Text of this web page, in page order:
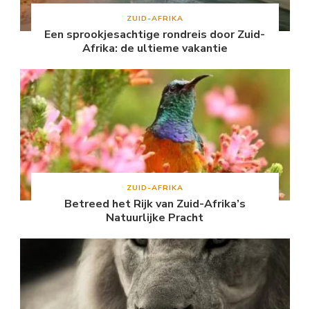
ZUID-AFRIKA
Een sprookjesachtige rondreis door Zuid-
Afrika: de ultieme vakantie
ZUID-AFRIKA
Betreed het Rijk van Zuid-Afrika’s
Natuurlijke Pracht